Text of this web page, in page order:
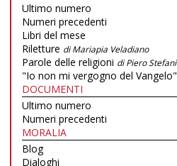
Ultimo numero
Numeri precedenti
Libri del mese
Riletture di Mariapia Veladiano
Parole delle religioni di Piero Stefani
"Io non mi vergogno del Vangelo"
DOCUMENTI
Ultimo numero
Numeri precedenti
MORALIA
Blog
Dialoghi